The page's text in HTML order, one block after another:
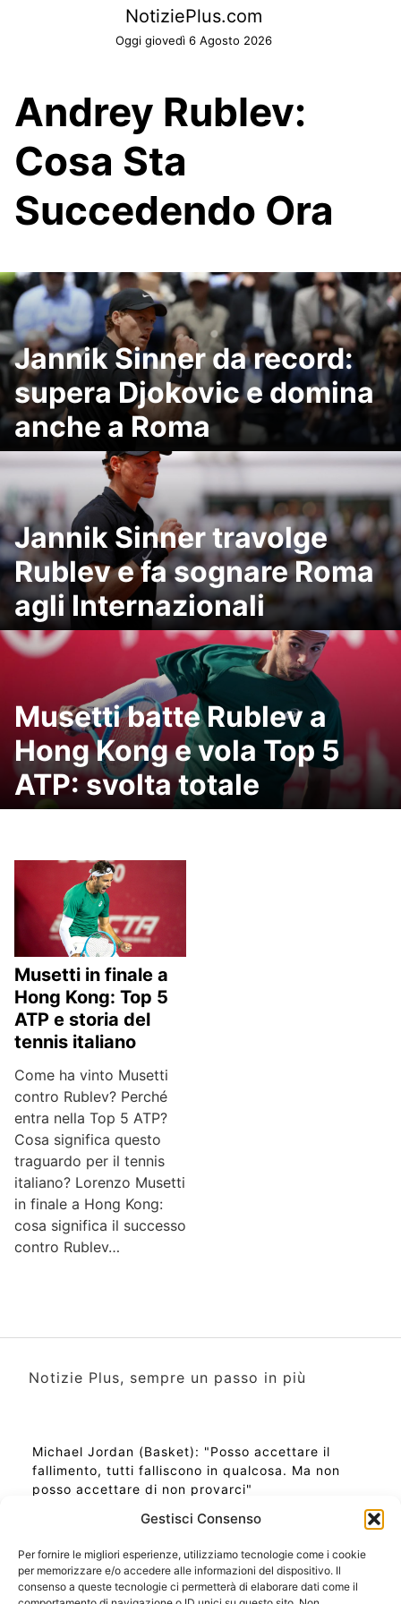
Gestisci Consenso
Per fornire le migliori esperienze, utilizziamo tecnologie come i cookie
per memorizzare e/o accedere alle informazioni del dispositivo. Il
consenso a queste tecnologie ci permetterà di elaborare dati come il
NotiziePlus.com
Oggi giovedì 6 Agosto 2026
Andrey Rublev:
Cosa Sta
Succedendo Ora
Jannik Sinner da record:
supera Djokovic e domina
anche a Roma
Jannik Sinner travolge
Rublev e fa sognare Roma
agli Internazionali
Musetti batte Rublev a
Hong Kong e vola Top 5
ATP: svolta totale
Musetti in finale a
Hong Kong: Top 5
ATP e storia del
tennis italiano
Come ha vinto Musetti
contro Rublev? Perché
entra nella Top 5 ATP?
Cosa significa questo
traguardo per il tennis
italiano? Lorenzo Musetti
in finale a Hong Kong:
cosa significa il successo
contro Rublev…
Notizie Plus, sempre un passo in più
Michael Jordan (Basket): "Posso accettare il
fallimento, tutti falliscono in qualcosa. Ma non
posso accettare di non provarci"
Ora Esatta in Italia in questo momento
Ti Senti Strano Ultimamente? Potrebbe Essere per